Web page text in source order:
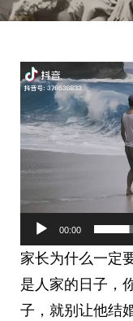
视
播
放
器
00:00
家长为什么一定
是人家的日子，
子，就别让他结